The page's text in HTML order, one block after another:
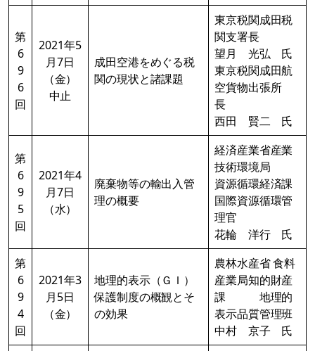
第
6
9
6
回
2021年5
月7日
（金）
中止
成田空港をめぐる税
関の現状と諸課題
東京税関成田税
関支署長
望月 光弘 氏
東京税関成田航
空貨物出張所
長
西田 賢二 氏
第
6
9
5
回
2021年4
月7日
（水）
廃棄物等の輸出入管
理の概要
経済産業省産業
技術環境局
資源循環経済課
国際資源循環管
理官
花輪 洋行 氏
第
6
9
4
回
2021年3
月5日
（金）
地理的表示（ＧＩ）
保護制度の概観とそ
の効果
農林水産省 食料
産業局知的財産
課 地理的
表示品質管理班
中村 京子 氏